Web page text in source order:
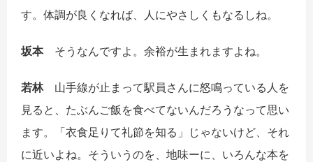
す。体調が良くなれば、人にやさしくもなるしね。
坂本そうなんですよ。余裕が生まれますよね。
若林山手線が止まって駅員さんに怒鳴っている人を
見ると、たぶんご飯を食べてないんだろうなって思い
ます。「衣食足りて礼節を知る」じゃないけど、それ
に近いよね。そういうのを、地味ーに、いろんな本を